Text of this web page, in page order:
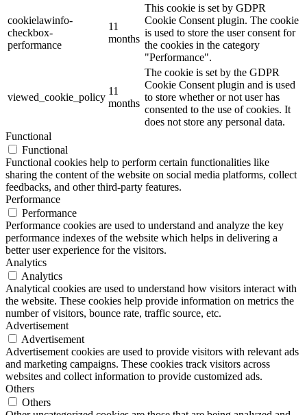
cookielawinfo-
checkbox-
performance
11
months
This cookie is set by GDPR
Cookie Consent plugin. The cookie
is used to store the user consent for
the cookies in the category
"Performance".
viewed_cookie_policy
11
months
The cookie is set by the GDPR
Cookie Consent plugin and is used
to store whether or not user has
consented to the use of cookies. It
does not store any personal data.
Functional
Functional
Functional cookies help to perform certain functionalities like
sharing the content of the website on social media platforms, collect
feedbacks, and other third-party features.
Performance
Performance
Performance cookies are used to understand and analyze the key
performance indexes of the website which helps in delivering a
better user experience for the visitors.
Analytics
Analytics
Analytical cookies are used to understand how visitors interact with
the website. These cookies help provide information on metrics the
number of visitors, bounce rate, traffic source, etc.
Advertisement
Advertisement
Advertisement cookies are used to provide visitors with relevant ads
and marketing campaigns. These cookies track visitors across
websites and collect information to provide customized ads.
Others
Others